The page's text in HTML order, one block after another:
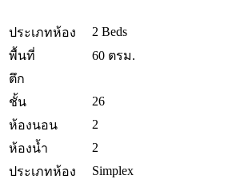
ประเภทห้อง
2 Beds
พื้นที่
60 ตรม.
ตึก
ชั้น
26
ห้องนอน
2
ห้องน้ำ
2
ประเภทห้อง
Simplex